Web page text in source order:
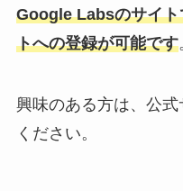
Google Labsのサイト
トへの登録が可能です
興味のある方は、公
ください。